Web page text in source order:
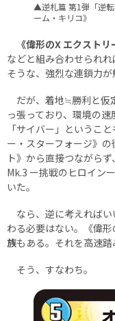
▲逆札篇 第1弾「逆転
ーム・キリコ》
《偉形のX エクストリ
などと組み合わせられ
そうな、強烈な連鎖力が
だが、着地≒勝利と仮
っ張っており、環境の速
「サイバー」というこ
ー・スターフォージ》
ト》から直接つながら
Mk.3 ー挑戦のヒロイン
いた。
なら、逆に考えればい
わる必要はない。《偉
族もある。それを高速踏
そう、すなわち。